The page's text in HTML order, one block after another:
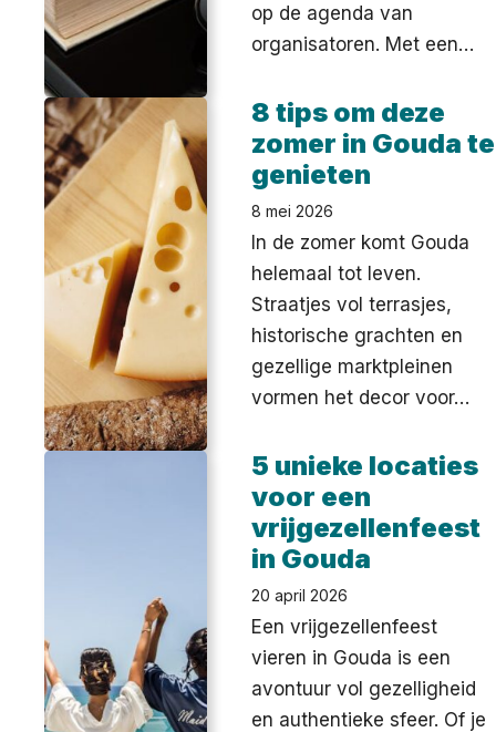
op de agenda van
organisatoren. Met een…
8 tips om deze
zomer in Gouda te
genieten
8 mei 2026
In de zomer komt Gouda
helemaal tot leven.
Straatjes vol terrasjes,
historische grachten en
gezellige marktpleinen
vormen het decor voor…
5 unieke locaties
voor een
vrijgezellenfeest
in Gouda
20 april 2026
Een vrijgezellenfeest
vieren in Gouda is een
avontuur vol gezelligheid
en authentieke sfeer. Of je